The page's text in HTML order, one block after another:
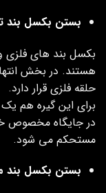
بستن بکسل بند
بکسل بند های فلزی
هستند. در بخش
حلقه فلزی قرار دارد.
برای این گیره هم
در جایگاه مخصوص
مستحکم می شود.
بستن بکسل بند